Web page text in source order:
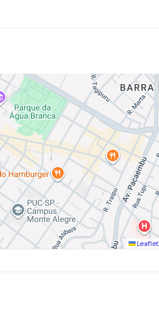
Leaflet